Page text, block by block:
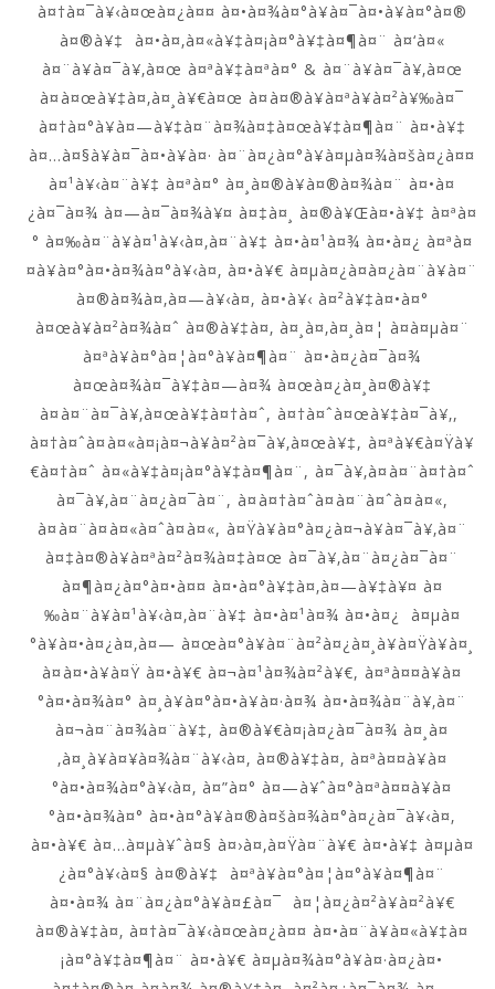
à¤†à¤¯à¥‹à¤œà¤¿à¤¤ à¤•à¤¾à¤°à¥à¤¯à¤•à¥à¤°à¤®
à¤®à¥‡ à¤•à¤‚à¤«à¥‡à¤¡à¤°à¥‡à¤¶à¤¨ à¤‘à¤«
à¤¨à¥à¤¯à¥‚à¤œ à¤ªà¥‡à¤ªà¤° & à¤¨à¥à¤¯à¥‚à¤œ
à¤à¤œà¥‡à¤‚à¤¸à¥€à¤œ à¤à¤®à¥à¤ªà¥à¤²à¥‰à¤¯
à¤†à¤°à¥à¤—à¥‡à¤¨à¤¾à¤‡à¤œà¥‡à¤¶à¤¨ à¤•à¥‡
à¤…à¤§à¥à¤¯à¤•à¥à¤· à¤¨à¤¿à¤°à¥à¤µà¤¾à¤šà¤¿à¤¤
à¤¹à¥‹à¤¨à¥‡ à¤ªà¤° à¤¸à¤®à¥à¤®à¤¾à¤¨ à¤•à¤
¿à¤¯à¤¾ à¤—à¤¯à¤¾à¥¤ à¤‡à¤¸ à¤®à¥Œà¤•à¥‡ à¤ªà¤
° à¤‰à¤¨à¥à¤¹à¥‹à¤‚à¤¨à¥‡ à¤•à¤¹à¤¾ à¤•à¤¿ à¤ªà¤
¤à¥à¤°à¤•à¤¾à¤°à¥‹à¤‚ à¤•à¥€ à¤µà¤¿à¤­à¤¿à¤¨à¥à¤¨
à¤®à¤¾à¤‚à¤—à¥‹à¤‚ à¤•à¥‹ à¤²à¥‡à¤•à¤°
à¤œà¥à¤²à¤¾à¤ˆ à¤®à¥‡à¤‚ à¤¸à¤‚à¤¸à¤¦ à¤­à¤µà¤¨
à¤ªà¥à¤°à¤¦à¤°à¥à¤¶à¤¨ à¤•à¤¿à¤¯à¤¾
à¤œà¤¾à¤¯à¥‡à¤—à¤¾ à¤œà¤¿à¤¸à¤®à¥‡
à¤à¤¨à¤¯à¥‚à¤œà¥‡à¤†à¤ˆ, à¤†à¤ˆà¤œà¥‡à¤¯à¥‚,
à¤†à¤ˆà¤à¤«à¤¡à¤¬à¥à¤²à¤¯à¥‚à¤œà¥‡, à¤ªà¥€à¤Ÿà¥
€à¤†à¤ˆ à¤«à¥‡à¤¡à¤°à¥‡à¤¶à¤¨, à¤¯à¥‚à¤à¤¨à¤†à¤ˆ
à¤¯à¥‚à¤¨à¤¿à¤¯à¤¨, à¤à¤†à¤ˆà¤à¤¨à¤ˆà¤à¤«,
à¤à¤¨à¤à¤«à¤ˆà¤à¤«, à¤Ÿà¥à¤°à¤¿à¤¬à¥à¤¯à¥‚à¤¨
à¤‡à¤®à¥à¤ªà¤²à¤¾à¤‡à¤œ à¤¯à¥‚à¤¨à¤¿à¤¯à¤¨
à¤¶à¤¿à¤°à¤•à¤¤ à¤•à¤°à¥‡à¤‚à¤—à¥‡à¥¤ à¤
‰à¤¨à¥à¤¹à¥‹à¤‚à¤¨à¥‡ à¤•à¤¹à¤¾ à¤•à¤¿ à¤µà¤
°à¥à¤•à¤¿à¤‚à¤— à¤œà¤°à¥à¤¨à¤²à¤¿à¤¸à¥à¤Ÿà¥à¤¸
à¤à¤•à¥à¤Ÿ à¤•à¥€ à¤¬à¤¹à¤¾à¤²à¥€, à¤ªà¤¤à¥à¤
°à¤•à¤¾à¤° à¤¸à¥à¤°à¤•à¥à¤·à¤¾ à¤•à¤¾à¤¨à¥‚à¤¨
à¤¬à¤¨à¤¾à¤¨à¥‡, à¤®à¥€à¤¡à¤¿à¤¯à¤¾ à¤¸à¤
‚à¤¸à¥à¤¥à¤¾à¤¨à¥‹à¤‚ à¤®à¥‡à¤‚ à¤ªà¤¤à¥à¤
°à¤•à¤¾à¤°à¥‹à¤‚ à¤”à¤° à¤—à¥ˆà¤°à¤ªà¤¤à¥à¤
°à¤•à¤¾à¤° à¤•à¤°à¥à¤®à¤šà¤¾à¤°à¤¿à¤¯à¥‹à¤‚
à¤•à¥€ à¤…à¤µà¥ˆà¤§ à¤›à¤‚à¤Ÿà¤¨à¥€ à¤•à¥‡ à¤µà¤
¿à¤°à¥‹à¤§ à¤®à¥‡ à¤ªà¥à¤°à¤¦à¤°à¥à¤¶à¤¨
à¤•à¤¾ à¤¨à¤¿à¤°à¥à¤£à¤¯ à¤¦à¤¿à¤²à¥à¤²à¥€
à¤®à¥‡à¤‚ à¤†à¤¯à¥‹à¤œà¤¿à¤¤ à¤•à¤¨à¥à¤«à¥‡à¤
¡à¤°à¥‡à¤¶à¤¨ à¤•à¥€ à¤µà¤¾à¤°à¥à¤·à¤¿à¤•